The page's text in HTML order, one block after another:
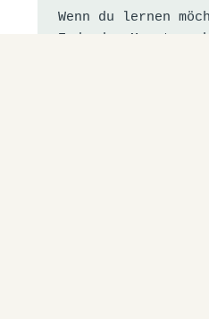
Wenn du lernen
Ende des Monats